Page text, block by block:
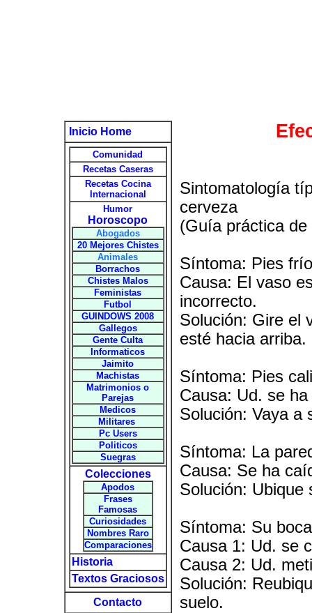
Inicio Home
Comunidad
Recetas Caseras
Recetas Cocina
Internacional
Humor
Horoscopo
Abogados
20 Mejores Chistes
Animales
Borrachos
Chistes Malos
Feministas
Futbol
GUINDOWS 2008
Gallegos
Gente Culta
Informaticos
Jaimito
Machistas
Matrimonios o
Parejas
Medicos
Militares
Pc Users
Politicos
Suegras
Colecciones
Apodos
Frases
Famosas
Curiosidades
Nombres Raro
Comparaciones
Historia
Textos Graciosos
Contacto
Sintomatología
cerveza
(Guía práctica
Síntoma: Pies
Causa: El vaso
incorrecto.
Solución: Gire el
esté hacia arriba.
Síntoma: Pies
Causa: Ud. se
Solución: Vaya a
Síntoma: La
Causa: Se ha
Solución: Ubique
Síntoma: Su
Causa 1: Ud. se
Causa 2: Ud.
Solución:
suelo.